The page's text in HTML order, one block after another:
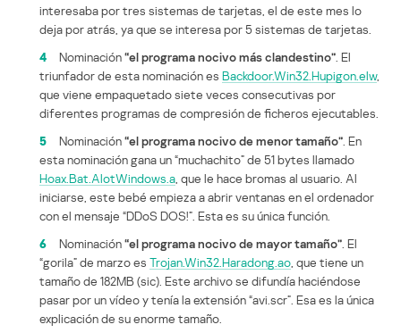
interesaba por tres sistemas de tarjetas, el de este mes lo
deja por atrás, ya que se interesa por 5 sistemas de tarjetas.
4
Nominación“el programa nocivo más clandestino” . El
triunfador de esta nominación es Backdoor.Win32.Hupigon.elw,
que viene empaquetado siete veces consecutivas por
diferentes programas de compresión de ficheros ejecutables.
5
Nominación“el programa nocivo de menor tamaño” . En
esta nominación gana un “muchachito” de 51 bytes llamado
Hoax.Bat.AlotWindows.a , que le hace bromas al usuario. Al
iniciarse, este bebé empieza a abrir ventanas en el ordenador
con el mensaje “DDoS DOS!”. Esta es su única función.
6
Nominación“el programa nocivo de mayor tamaño” . El
“gorila” de marzo es Trojan.Win32.Haradong.ao , que tiene un
tamaño de 182MB (sic). Este archivo se difundía haciéndose
pasar por un vídeo y tenía la extensión “avi.scr”. Esa es la única
explicación de su enorme tamaño.